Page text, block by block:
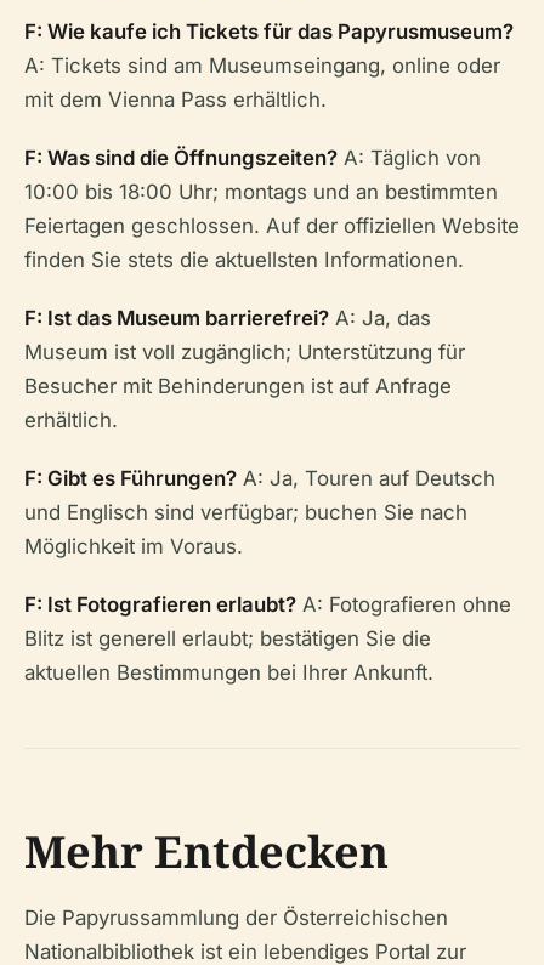
F: Wie kaufe ich Tickets für das Papyrusmuseum?
A: Tickets sind am Museumseingang, online oder
mit dem Vienna Pass erhältlich.
F: Was sind die Öffnungszeiten? A: Täglich von
10:00 bis 18:00 Uhr; montags und an bestimmten
Feiertagen geschlossen. Auf der offiziellen Website
finden Sie stets die aktuellsten Informationen.
F: Ist das Museum barrierefrei? A: Ja, das
Museum ist voll zugänglich; Unterstützung für
Besucher mit Behinderungen ist auf Anfrage
erhältlich.
F: Gibt es Führungen? A: Ja, Touren auf Deutsch
und Englisch sind verfügbar; buchen Sie nach
Möglichkeit im Voraus.
F: Ist Fotografieren erlaubt? A: Fotografieren ohne
Blitz ist generell erlaubt; bestätigen Sie die
aktuellen Bestimmungen bei Ihrer Ankunft.
Mehr Entdecken
Die Papyrussammlung der Österreichischen
Nationalbibliothek ist ein lebendiges Portal zur